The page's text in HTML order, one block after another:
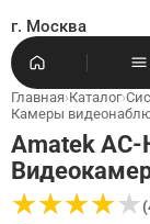
г. Москва
Главная›Каталог›
Камеры
Amatek AC-
★★★★★
★★★★★